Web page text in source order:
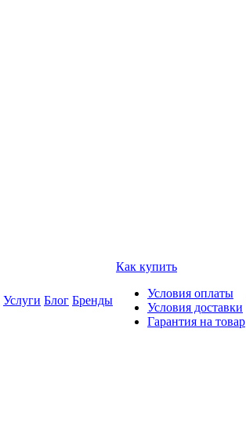
Услуги Блог Бренды
Как купить
Условия оплаты
Условия доставки
Гарантия на товар